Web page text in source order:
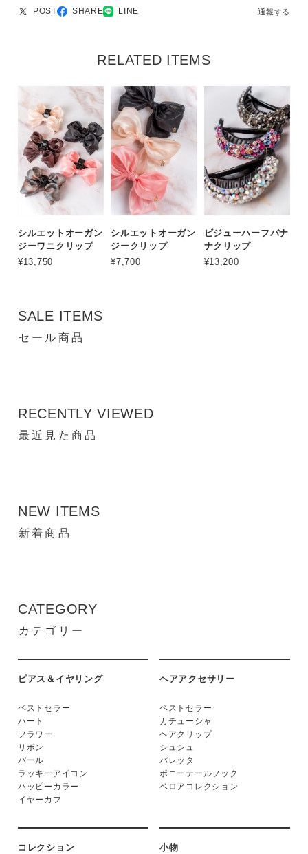
POST SHARE LINE 通報する
RELATED ITEMS
シルエットオーガン
ジーワニクリップ
¥13,750
シルエットオーガン
ジークリップ
¥7,700
ビジューハーフバナ
ナクリップ
¥13,200
SALE ITEMS
セール商品
RECENTLY VIEWED
最近見た商品
NEW ITEMS
新着商品
CATEGORY
カテゴリー
ピアス＆イヤリング
ベストセラー
ハート
フラワー
リボン
パール
ラッキーアイコン
ハッピーカラー
イヤーカフ
ヘアアクセサリー
ベストセラー
カチューシャ
ヘアクリップ
シュシュ
バレッタ
ポニーテールフック
ベロアコレクション
コレクション 小物